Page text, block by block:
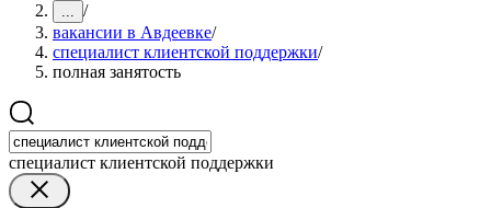
... /
вакансии в Авдеевке/
специалист клиентской поддержки/
полная занятость
специалист клиентской поддержки